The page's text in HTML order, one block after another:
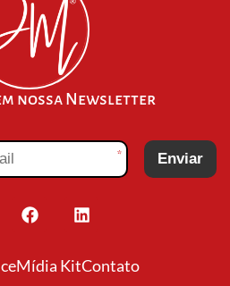
nossa Newsletter
* Enviar
Mídia KitContato